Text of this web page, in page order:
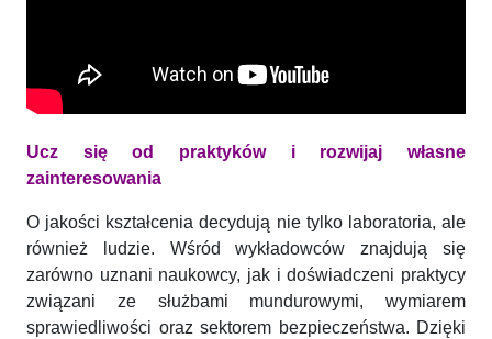
Ucz się od praktyków i rozwijaj własne
zainteresowania
O jakości kształcenia decydują nie tylko laboratoria, ale
również ludzie. Wśród wykładowców znajdują się
zarówno uznani naukowcy, jak i doświadczeni praktycy
związani ze służbami mundurowymi, wymiarem
sprawiedliwości oraz sektorem bezpieczeństwa. Dzięki